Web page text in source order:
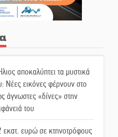
αποκαλύπτει τα μυστικά
Νέες εικόνες φέρνουν στο
άγνωστες «δίνες» στην
του
εκατ. ευρώ σε κτηνοτρόφους